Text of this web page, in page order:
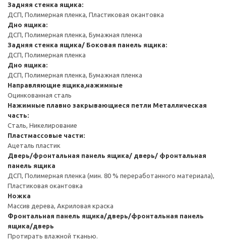
Задняя стенка ящика:
ДСП, Полимерная пленка, Пластиковая окантовка
Дно ящика:
ДСП, Полимерная пленка, Бумажная пленка
Задняя стенка ящика/ Боковая панель ящика:
ДСП, Полимерная пленка
Дно ящика:
ДСП, Полимерная пленка, Бумажная пленка
Направляющие ящика,нажимные
Оцинкованная сталь
Нажимные плавно закрывающиеся петли Металлическая
часть:
Сталь, Никелирование
Пластмассовые части:
Ацеталь пластик
Дверь/фронтальная панель ящика/ дверь/ фронтальная
панель ящика
ДСП, Полимерная пленка (мин. 80 % переработанного материала),
Пластиковая окантовка
Ножка
Массив дерева, Акриловая краска
Фронтальная панель ящика/дверь/фронтальная панель
ящика/дверь
Протирать влажной тканью.